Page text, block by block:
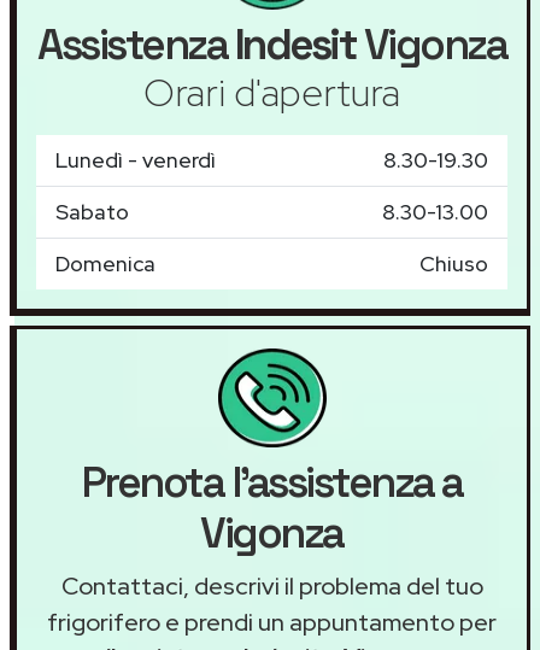
AssistenzaIndesitVigonza
Orari d'apertura
Lunedì - venerdì
8.30-19.30
Sabato
8.30-13.00
Domenica
Chiuso
Prenota l'assistenza a
Vigonza
Contattaci, descrivi il problema del tuo
frigorifero e prendi un appuntamento per